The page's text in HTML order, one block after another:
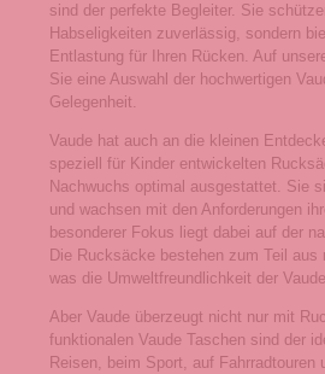
sind der perfekte Begleiter. Sie
Habseligkeiten zuverlässig, sondern
Entlastung für Ihren Rücken. Auf
Sie eine Auswahl der hochwertigen
Gelegenheit.
Vaude hat auch an die kleinen
speziell für Kinder entwickelten
Nachwuchs optimal ausgestattet. Sie
und wachsen mit den Anforderungen
besonderer Fokus liegt dabei auf der
Die Rucksäcke bestehen zum Teil aus
was die Umweltfreundlichkeit der
Aber Vaude überzeugt nicht nur mit
funktionalen Vaude Taschen sind der
Reisen, beim Sport, auf Fahrradtouren